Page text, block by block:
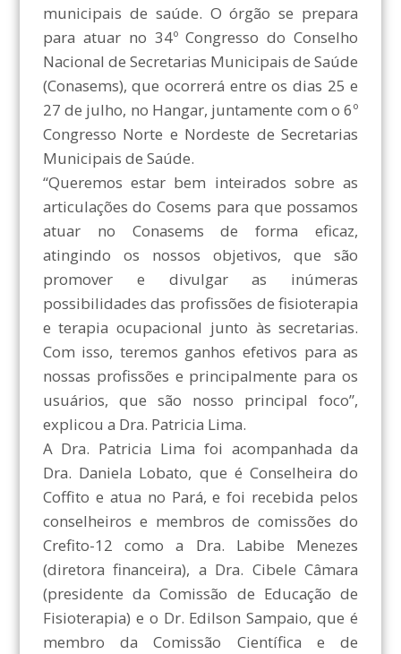
municipais de saúde. O órgão se prepara
para atuar no 34º Congresso do Conselho
Nacional de Secretarias Municipais de Saúde
(Conasems), que ocorrerá entre os dias 25 e
27 de julho, no Hangar, juntamente com o 6º
Congresso Norte e Nordeste de Secretarias
Municipais de Saúde.
“Queremos estar bem inteirados sobre as
articulações do Cosems para que possamos
atuar no Conasems de forma eficaz,
atingindo os nossos objetivos, que são
promover e divulgar as inúmeras
possibilidades das profissões de fisioterapia
e terapia ocupacional junto às secretarias.
Com isso, teremos ganhos efetivos para as
nossas profissões e principalmente para os
usuários, que são nosso principal foco”,
explicou a Dra. Patricia Lima.
A Dra. Patricia Lima foi acompanhada da
Dra. Daniela Lobato, que é Conselheira do
Coffito e atua no Pará, e foi recebida pelos
conselheiros e membros de comissões do
Crefito-12 como a Dra. Labibe Menezes
(diretora financeira), a Dra. Cibele Câmara
(presidente da Comissão de Educação de
Fisioterapia) e o Dr. Edilson Sampaio, que é
membro da Comissão Científica e de